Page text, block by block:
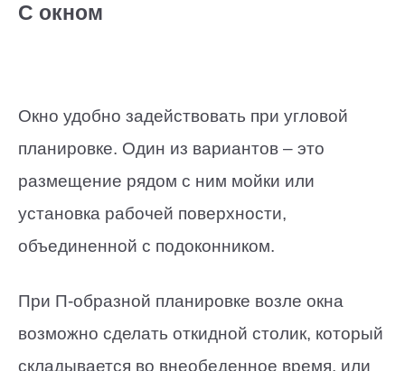
С окном
Окно удобно задействовать при угловой
планировке. Один из вариантов – это
размещение рядом с ним мойки или
установка рабочей поверхности,
объединенной с подоконником.
При П-образной планировке возле окна
возможно сделать откидной столик, который
складывается во внеобеденное время, или